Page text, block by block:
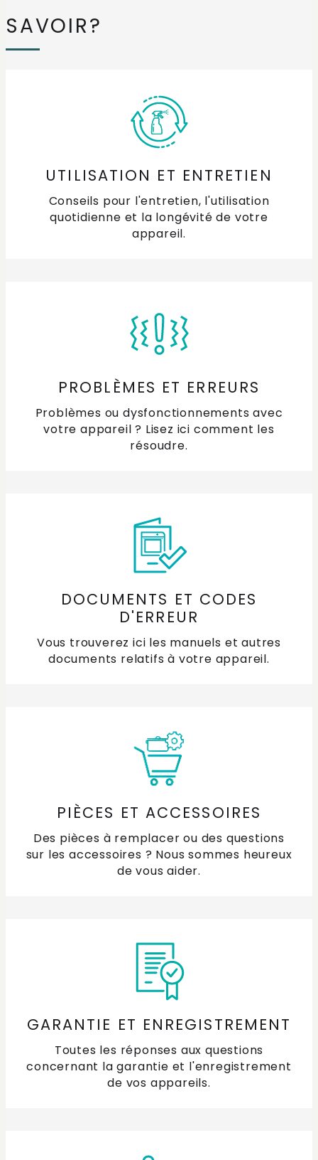
SAVOIR?
UTILISATION ET ENTRETIEN
Conseils pour l'entretien, l'utilisation
quotidienne et la longévité de votre
appareil.
PROBLÈMES ET ERREURS
Problèmes ou dysfonctionnements avec
votre appareil ? Lisez ici comment les
résoudre.
DOCUMENTS ET CODES
D'ERREUR
Vous trouverez ici les manuels et autres
documents relatifs à votre appareil.
PIÈCES ET ACCESSOIRES
Des pièces à remplacer ou des questions
sur les accessoires ? Nous sommes heureux
de vous aider.
GARANTIE ET ENREGISTREMENT
Toutes les réponses aux questions
concernant la garantie et l'enregistrement
de vos appareils.